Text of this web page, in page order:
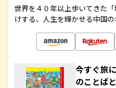
世界を４０年以上歩いてきた
けする、人生を輝かせる中国
今すぐ旅
のことば